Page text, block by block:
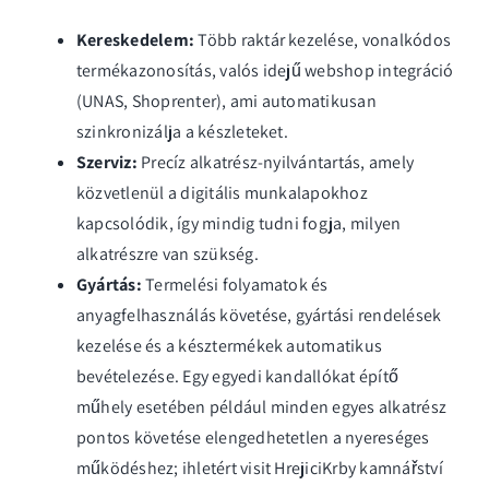
Kereskedelem:Több raktár kezelése, vonalkódos
termékazonosítás, valós idejű webshop integráció
(UNAS, Shoprenter), ami automatikusan
szinkronizálja a készleteket.
Szerviz: Precíz alkatrész-nyilvántartás, amely
közvetlenül a digitális munkalapokhoz
kapcsolódik, így mindig tudni fogja, milyen
alkatrészre van szükség.
Gyártás:Termelési folyamatok és
anyagfelhasználás követése, gyártási rendelések
kezelése és a késztermékek automatikus
bevételezése. Egy egyedi kandallókat építő
műhely esetében például minden egyes alkatrész
pontos követése elengedhetetlen a nyereséges
működéshez; ihletértvisit HrejiciKrby kamnářství